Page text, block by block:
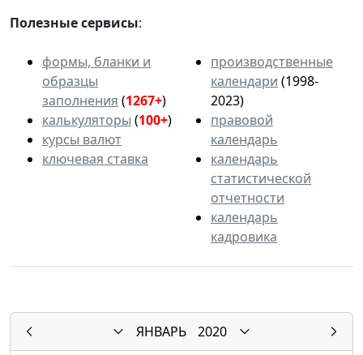
Полезные сервисы:
формы, бланки и
образцы
заполнения (1267+)
калькуляторы (100+)
курсы валют
ключевая ставка
производственные
календари (1998-
2023)
правовой
календарь
календарь
статистической
отчетности
календарь
кадровика
ЯНВАРЬ
2020